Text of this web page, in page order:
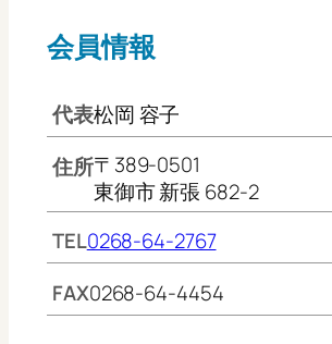
会員情報
代表松岡 容子
住所〒389-0501
東御市 新張 682-2
TEL0268-64-2767
FAX0268-64-4454